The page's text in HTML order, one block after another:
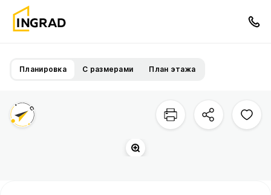
Планировка С размерами План этажа